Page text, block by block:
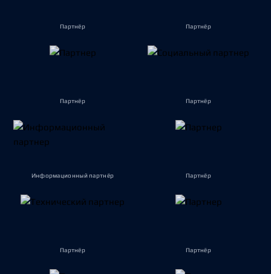
Партнёр Партнёр
Партнёр Партнёр
Информационный партнёр Партнёр
Партнёр Партнёр